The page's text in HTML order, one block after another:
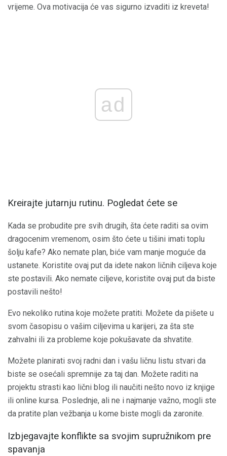
vrijeme. Ova motivacija će vas sigurno izvaditi iz kreveta!
ad
Kreirajte jutarnju rutinu. Pogledat ćete se
Kada se probudite pre svih drugih, šta ćete raditi sa ovim
dragocenim vremenom, osim što ćete u tišini imati toplu
šolju kafe? Ako nemate plan, biće vam manje moguće da
ustanete. Koristite ovaj put da idete nakon ličnih ciljeva koje
ste postavili. Ako nemate ciljeve, koristite ovaj put da biste
postavili nešto!
Evo nekoliko rutina koje možete pratiti. Možete da pišete u
svom časopisu o vašim ciljevima u karijeri, za šta ste
zahvalni ili za probleme koje pokušavate da shvatite.
Možete planirati svoj radni dan i vašu ličnu listu stvari da
biste se osećali spremnije za taj dan. Možete raditi na
projektu strasti kao lični blog ili naučiti nešto novo iz knjige
ili online kursa. Poslednje, ali ne i najmanje važno, mogli ste
da pratite plan vežbanja u kome biste mogli da zaronite.
Izbjegavajte konflikte sa svojim supružnikom pre
spavanja